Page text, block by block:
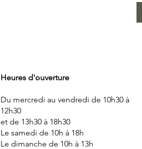
Heures d'ouverture
Du mercredi au vendredi de 10h30 à
12h30
et de 13h30 à 18h30
Le samedi de 10h à 18h
Le dimanche de 10h à 13h